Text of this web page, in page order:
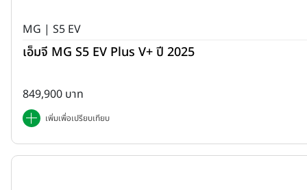
MG | S5 EV
เอ็มจี MG S5 EV Plus V+ ปี 2025
849,900 บาท
เพิ่มเพื่อเปรียบเทียบ